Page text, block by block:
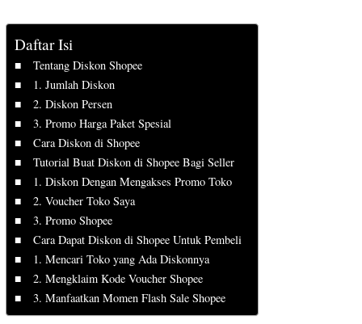
Daftar Isi
Tentang Diskon Shopee
1. Jumlah Diskon
2. Diskon Persen
3. Promo Harga Paket Spesial
Cara Diskon di Shopee
Tutorial Buat Diskon di Shopee Bagi Seller
1. Diskon Dengan Mengakses Promo Toko
2. Voucher Toko Saya
3. Promo Shopee
Cara Dapat Diskon di Shopee Untuk Pembeli
1. Mencari Toko yang Ada Diskonnya
2. Mengklaim Kode Voucher Shopee
3. Manfaatkan Momen Flash Sale Shopee